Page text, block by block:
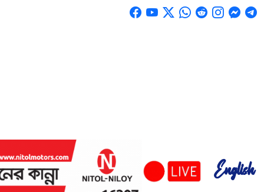
English